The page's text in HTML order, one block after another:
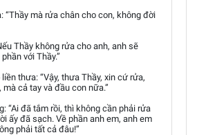
“Thầy mà rửa chân cho con, không đời
Thầy không rửa cho anh, anh sẽ
với Thầy.”
thưa: “Vậy, thưa Thầy, xin cứ rửa,
cả tay và đầu con nữa.”
“Ai đã tắm rồi, thì không cần phải rửa
ấy đã sạch. Về phần anh em, anh em
phải tất cả đâu!”